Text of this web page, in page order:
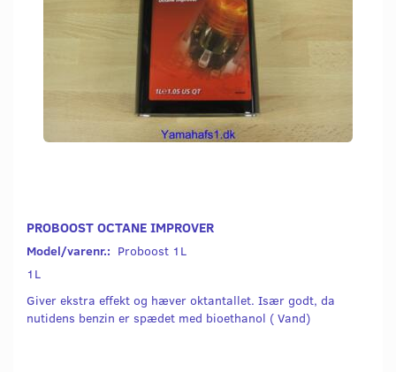
PROBOOST OCTANE IMPROVER
Model/varenr.: Proboost 1L
1L
Giver ekstra effekt og hæver oktantallet. Især godt, da
nutidens benzin er spædet med bioethanol ( Vand)